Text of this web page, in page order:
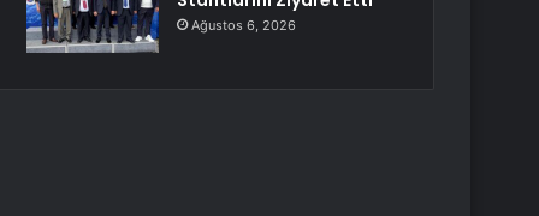
Ağustos 6, 2026